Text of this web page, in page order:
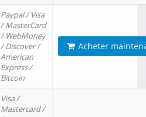
Paypal / Visa
/ MasterCard
/ WebMoney
/ Discover /
American
Express /
Bitcoin
Acheter
Visa /
Mastercard /